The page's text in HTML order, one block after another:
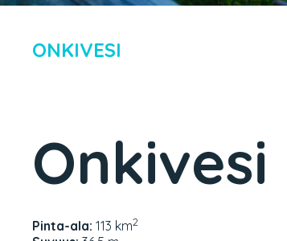
ONKIVESI
Onkivesi
Pinta-ala: 113 km2